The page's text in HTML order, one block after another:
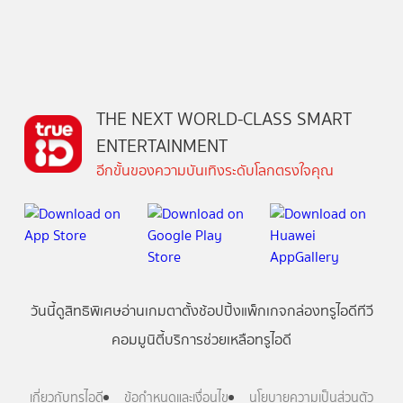
THE NEXT WORLD-CLASS SMART
ENTERTAINMENT
อีกขั้นของความบันเทิงระดับโลกตรงใจคุณ
วันนี้ดูสิทธิพิเศษอ่านเกมตาตั้งช้อปปิ้งแพ็กเกจกล่องทรูไอดีทีวี
คอมมูนิตี้บริการช่วยเหลือทรูไอดี
เกี่ยวกับทรูไอดี ข้อกำหนดและเงื่อนไข นโยบายความเป็นส่วนตัว